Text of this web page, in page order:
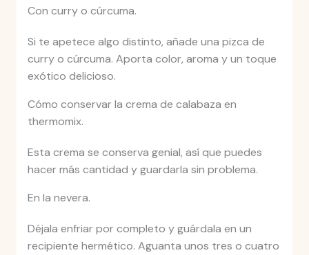
Con curry o cúrcuma.
Si te apetece algo distinto, añade una pizca de
curry o cúrcuma. Aporta color, aroma y un toque
exótico delicioso.
Cómo conservar la crema de calabaza en
thermomix.
Esta crema se conserva genial, así que puedes
hacer más cantidad y guardarla sin problema.
En la nevera.
Déjala enfriar por completo y guárdala en un
recipiente hermético. Aguanta unos tres o cuatro